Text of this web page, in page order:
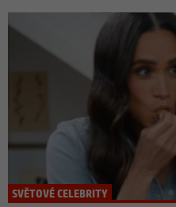
SVĚTOVÉ CELEBRITY